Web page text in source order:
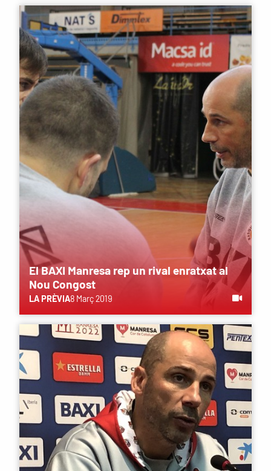
El BAXI Manresa rep un rival enratxat al
Nou Congost
LA PRÈVIA8 Març 2019